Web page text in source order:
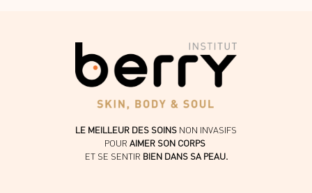
LE MEILLEUR DES SOINS NON INVASIFS
POUR AIMER SON CORPS
ET SE SENTIR BIEN DANS SA PEAU.